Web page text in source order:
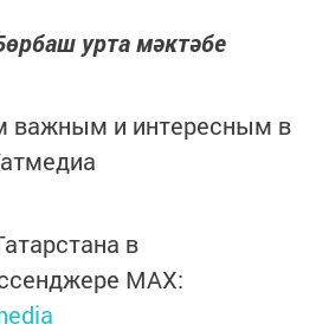
урта мәктәбе
важным и интересным в
в
MАХ: